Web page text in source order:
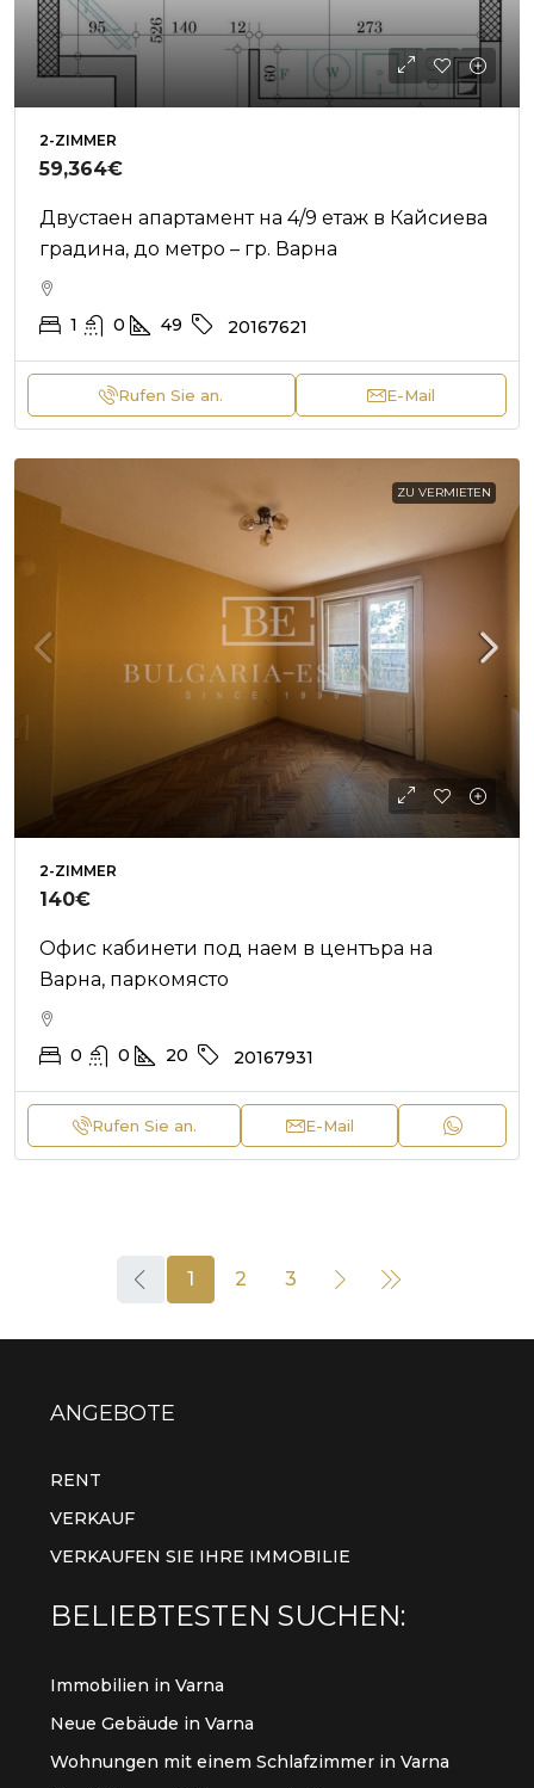
2-ZIMMER
59,364€
Двустаен апартамент на 4/9 етаж в Кайсиева
градина, до метро – гр. Варна
1 0 49 20167621
Rufen Sie an. E-Mail
ZU VERMIETEN
2-ZIMMER
140€
Офис кабинети под наем в центъра на
Варна, паркомясто
0 0 20 20167931
Rufen Sie an. E-Mail
1 2 3
ANGEBOTE
RENT
VERKAUF
VERKAUFEN SIE IHRE IMMOBILIE
BELIEBTESTEN SUCHEN:
Immobilien in Varna
Neue Gebäude in Varna
Wohnungen mit einem Schlafzimmer in Varna